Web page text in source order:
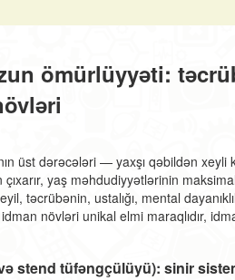
ömürlüyyəti:
üst dərəcələri — yaxşı qəbildən xeyli
yaş məhdudiyyətlərinin
təcrübənin, ustalığı, mental
növləri unikal elmi maraqlıdır,
stend tüfəngçülüyü): sinir